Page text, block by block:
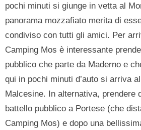
pochi minuti si giunge in vetta al
panorama mozzafiato merita di
condiviso con tutti gli amici. Per
Camping Mos è interessante
pubblico che parte da Maderno e
qui in pochi minuti d’auto si arriva
Malcesine. In alternativa, prendere
battello pubblico a Portese (che
Camping Mos) e dopo una